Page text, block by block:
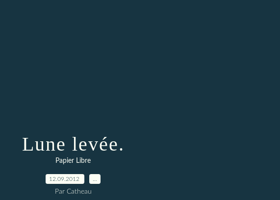
Lune levée.
Papier Libre
12.09.2012
Par Catheau